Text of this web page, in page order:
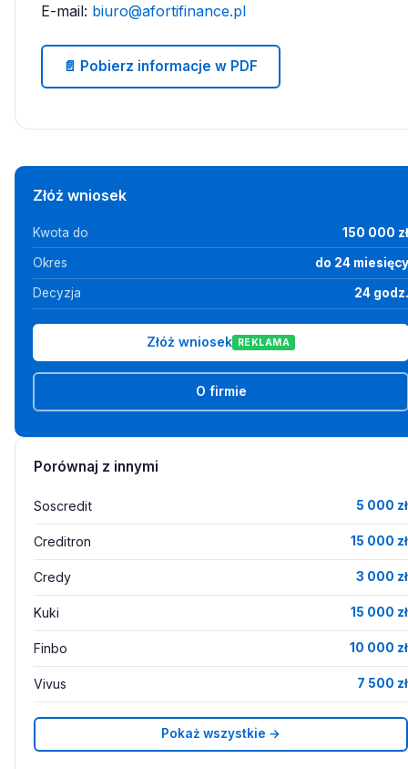
E-mail: biuro@afortifinance.pl
📄 Pobierz informacje w PDF
Złóż wniosek
Kwota do 150 000 zł
Okres do 24 miesięcy
Decyzja 24 godz.
Złóż wniosek REKLAMA
O firmie
Porównaj z innymi
Soscredit 5 000 zł
Creditron 15 000 zł
Credy 3 000 zł
Kuki 15 000 zł
Finbo 10 000 zł
Vivus 7 500 zł
Pokaż wszystkie →